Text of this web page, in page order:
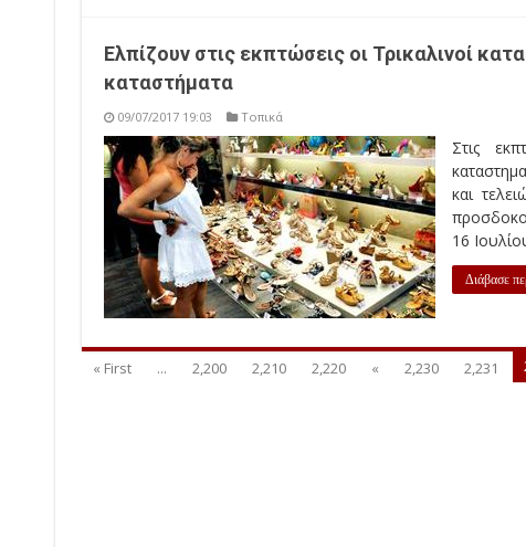
Ελπίζουν στις εκπτώσεις οι Τρικαλινοί
καταστήματα
09/07/2017 19:03 Τοπικά
Στις
και
16
Διάβασε
« First ... 2,200 2,210 2,220 « 2,230 2,231